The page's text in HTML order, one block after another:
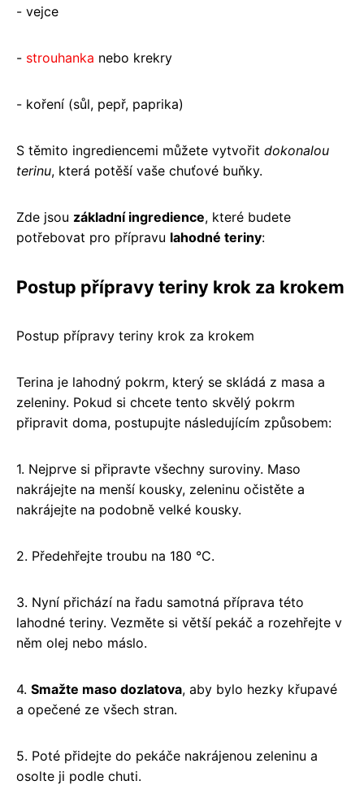
- vejce
- strouhanka nebo krekry
- koření (sůl, pepř, paprika)
S těmito ingrediencemi můžete vytvořit dokonalou
terinu, která potěší vaše chuťové buňky.
Zde jsou základní ingredience, které budete
potřebovat pro přípravu lahodné teriny:
Postup přípravy teriny krok za krokem
Postup přípravy teriny krok za krokem
Terina je lahodný pokrm, který se skládá z masa a
zeleniny. Pokud si chcete tento skvělý pokrm
připravit doma, postupujte následujícím způsobem:
1. Nejprve si připravte všechny suroviny. Maso
nakrájejte na menší kousky, zeleninu očistěte a
nakrájejte na podobně velké kousky.
2. Předehřejte troubu na 180 °C.
3. Nyní přichází na řadu samotná příprava této
lahodné teriny. Vezměte si větší pekáč a rozehřejte v
něm olej nebo máslo.
4. Smažte maso dozlatova, aby bylo hezky křupavé
a opečené ze všech stran.
5. Poté přidejte do pekáče nakrájenou zeleninu a
osolte ji podle chuti.